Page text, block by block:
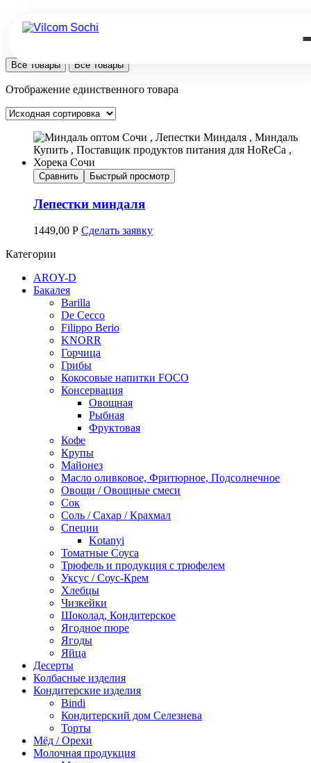
Все Товары Все Товары
Отображение единственного товара
Сравнить Быстрый просмотр
Лепестки миндаля
1449,00 Р Сделать заявку
Категории
AROY-D
Бакалея
Barilla
De Cecco
Filippo Berio
KNORR
Горчица
Грибы
Кокосовые напитки FOCO
Консервация
Овощная
Рыбная
Фруктовая
Кофе
Крупы
Майонез
Масло оливковое, Фритюрное, Подсолнечное
Овощи / Овощные смеси
Сок
Соль / Сахар / Крахмал
Специи
Kotanyi
Томатные Соуса
Трюфель и продукция с трюфелем
Уксус / Соус-Крем
Хлебцы
Чизкейки
Шоколад, Кондитерское
Ягодное пюре
Ягоды
Яйца
Десерты
Колбасные изделия
Кондитерские изделия
Bindi
Кондитерский дом Селезнева
Торты
Мёд / Орехи
Молочная продукция